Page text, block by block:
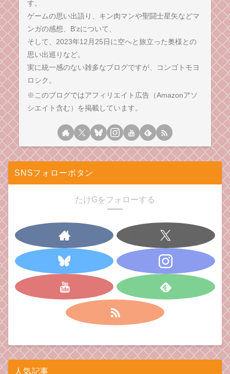
す。
ゲームの思い出語り、キン肉マンや聖闘士星矢などマ
ンガの感想、B'zについて、
そして、2023年12月25日に空へと旅立った奥様との
思い出巡りなど。
実に統一感のない雑多なブログですが、コンゴトモヨ
ロシク。
※このブログではアフィリエイト広告（Amazonアソ
シエイト含む）を掲載しています。
SNSフォローボタン
たけGをフォローする
人気記事